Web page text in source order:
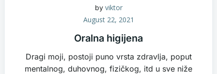
by viktor
August 22, 2021
Oralna higijena
Dragi moji, postoji puno vrsta zdravlja, poput
mentalnog, duhovnog, fizičkog, itd u sve niže